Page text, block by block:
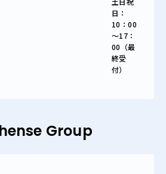
日：
10：00
～17：
00（最
終受
付）
Group